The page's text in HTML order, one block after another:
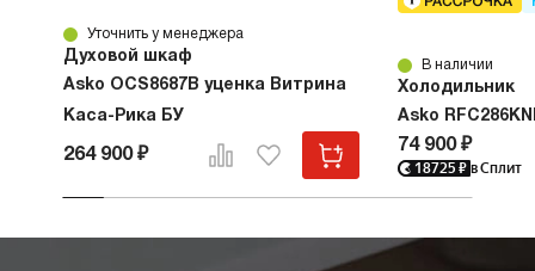
Уточнить у менеджера
Духовой шкаф
Asko OCS8687B уценка Витрина
Каса-Рика БУ
264 900 ₽
В наличии
Холодильник
Asko
74 900 ₽
18725 ₽ в Сплит